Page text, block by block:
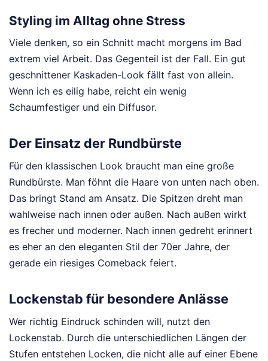
Styling im Alltag ohne Stress
Viele denken, so ein Schnitt macht morgens im Bad
extrem viel Arbeit. Das Gegenteil ist der Fall. Ein gut
geschnittener Kaskaden-Look fällt fast von allein.
Wenn ich es eilig habe, reicht ein wenig
Schaumfestiger und ein Diffusor.
Der Einsatz der Rundbürste
Für den klassischen Look braucht man eine große
Rundbürste. Man föhnt die Haare von unten nach oben.
Das bringt Stand am Ansatz. Die Spitzen dreht man
wahlweise nach innen oder außen. Nach außen wirkt
es frecher und moderner. Nach innen gedreht erinnert
es eher an den eleganten Stil der 70er Jahre, der
gerade ein riesiges Comeback feiert.
Lockenstab für besondere Anlässe
Wer richtig Eindruck schinden will, nutzt den
Lockenstab. Durch die unterschiedlichen Längen der
Stufen entstehen Locken, die nicht alle auf einer Ebene